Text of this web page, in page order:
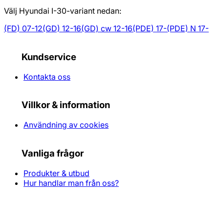
Välj Hyundai I-30-variant nedan:
(FD) 07-12(GD) 12-16(GD) cw 12-16(PDE) 17-(PDE) N 17-
Kundservice
Kontakta oss
Villkor & information
Användning av cookies
Vanliga frågor
Produkter & utbud
Hur handlar man från oss?